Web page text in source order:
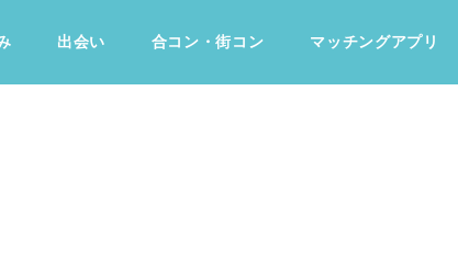
出会い 合コン・街コン マッチングアプリ